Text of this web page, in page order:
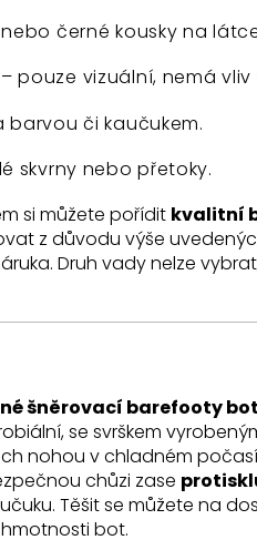
černé kousky na
pouze vizuální, nemá vliv
barvou či kaučukem.
skvrny nebo přetoky.
si můžete pořídit kvalitní
z důvodu výše
Druh vady nelze
šněrovací barefooty
se svrškem
nohou v chladném
chůzi zase
Těšit se můžete na
hmotnosti bot.